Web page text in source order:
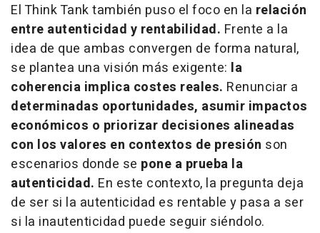
El Think Tank también puso el foco en la relación
entre autenticidad y rentabilidad. Frente a la
idea de que ambas convergen de forma natural,
se plantea una visión más exigente: la
coherencia implica costes reales. Renunciar a
determinadas oportunidades, asumir impactos
económicos o priorizar decisiones alineadas
con los valores en contextos de presión son
escenarios donde se pone a prueba la
autenticidad. En este contexto, la pregunta deja
de ser si la autenticidad es rentable y pasa a ser
si la inautenticidad puede seguir siéndolo.